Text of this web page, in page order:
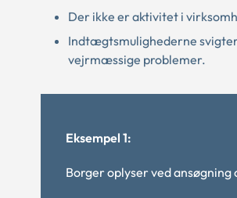
Der ikke er aktivitet i
Indtægtsmulighederne
vejrmæssige problemer.
Eksempel 1:
Borger oplyser ved